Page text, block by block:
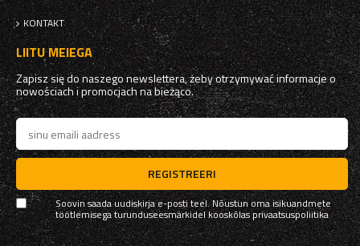
KONTAKT
LIITU MEIEGA
Zapisz się do naszego newslettera, żeby otrzymywać informacje o
nowościach i promocjach na bieżąco.
REGISTREERI
Soovin saada uudiskirja e-posti teel. Nõustun oma isikuandmete
töötlemisega turunduseesmärkidel kooskõlasprivaatsuspoliitika